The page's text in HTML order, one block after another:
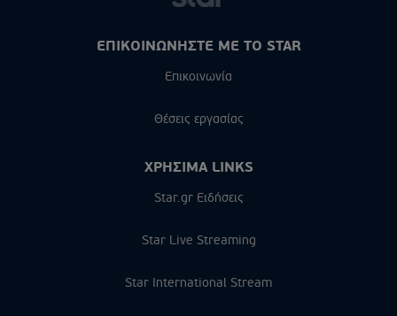
ΕΠΙΚΟΙΝΩΝΗΣΤΕ ΜΕ ΤΟ STAR
Επικοινωνία
Θέσεις εργασίας
ΧΡΗΣΙΜΑ LINKS
Star.gr Ειδήσεις
Star Live Streaming
Star International Stream